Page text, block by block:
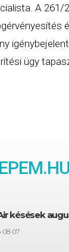
A 261/
ügy
késések
08-07